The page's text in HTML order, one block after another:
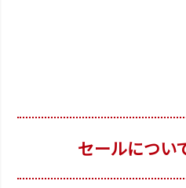
セールについ